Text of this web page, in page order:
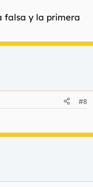
objetos de la
la mano
falsa y la primera
#8